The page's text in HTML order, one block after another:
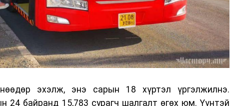
эхэлж, энэ сарын 18 хүртэл үргэлжилнэ.
24 байранд 15,783 сурагч шалгалт өгөх юм. Үүнтэй